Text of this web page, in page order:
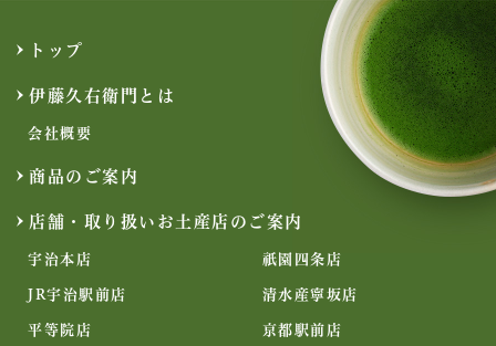
トップ
伊藤久右衛門とは
会社概要
商品のご案内
店舗・取り扱いお土産店のご案内
宇治本店 祇園四条店
JR宇治駅前店 清水産寧坂店
平等院店 京都駅前店